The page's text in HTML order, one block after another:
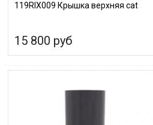
119RIX009 Крышка верхняя cat
15 800 руб